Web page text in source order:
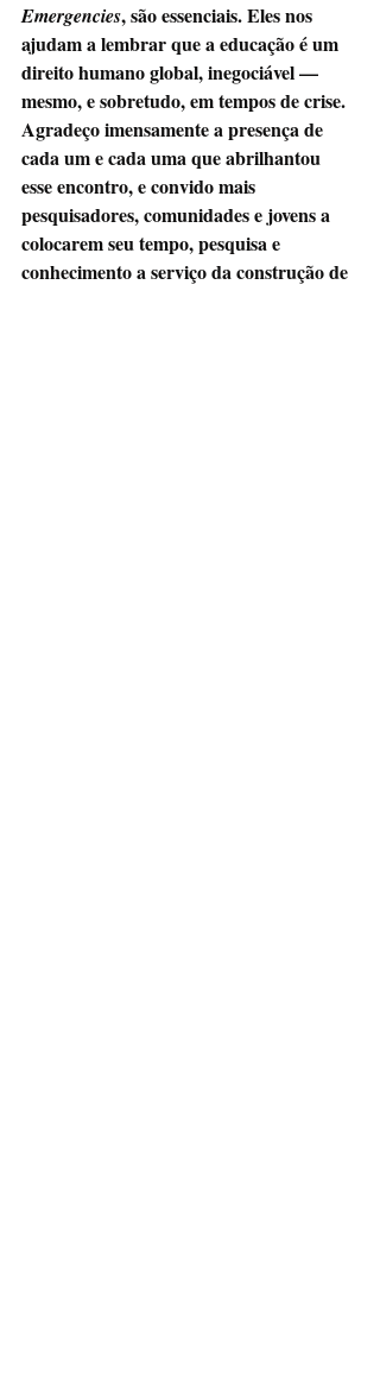
Emergencies, são essenciais. Eles nos
ajudam a lembrar que a educação é um
direito humano global, inegociável —
mesmo, e sobretudo, em tempos de crise.
Agradeço imensamente a presença de
cada um e cada uma que abrilhantou
esse encontro, e convido mais
pesquisadores, comunidades e jovens a
colocarem seu tempo, pesquisa e
conhecimento a serviço da construção de